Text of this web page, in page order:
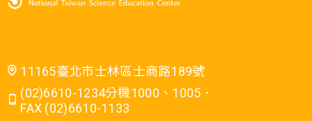
11165臺北市士林區士商路189號
(02)6610-1234分機1000、1005．
FAX (02)6610-1133